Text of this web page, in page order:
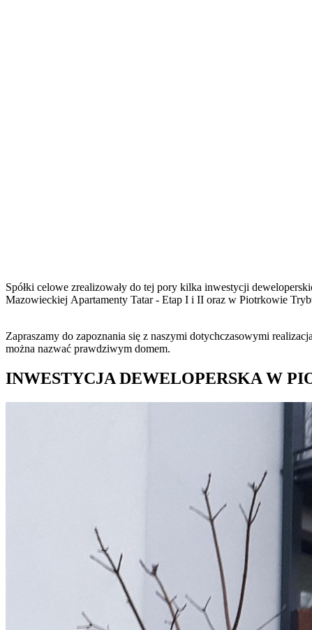
Spółki celowe zrealizowały do tej pory kilka inwestycji
Mazowieckiej Apartamenty Tatar - Etap I i II oraz w Piotrkowie
Zapraszamy do zapoznania się z naszymi dotychczasowymi
można nazwać prawdziwym domem.
INWESTYCJA DEWELOPERSKA W